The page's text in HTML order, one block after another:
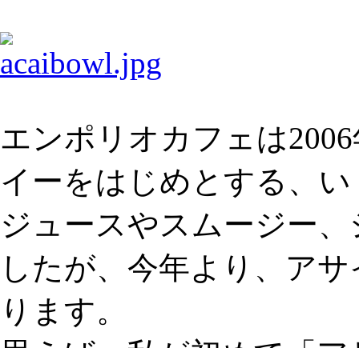
エンポリオカフェは
イーをはじめとする、
ジュースやスムージー
したが、今年より、ア
ります。